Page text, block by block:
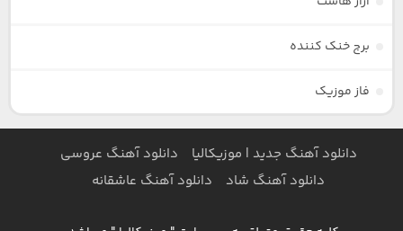
برج خنک کننده
فاز موزیک
دانلود آهنگ جدید | موزیکالیا
دانلود آهنگ عروسی
دانلود آهنگ شاد
دانلود آهنگ عاشقانه